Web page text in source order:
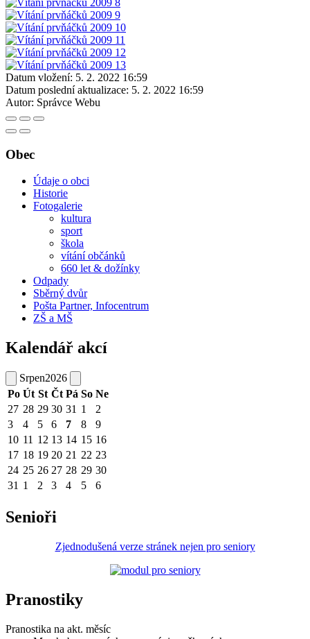
Datum vložení: 5. 2. 2022 16:59
Datum poslední aktualizace: 5. 2. 2022 16:59
Autor: Správce Webu
Obec
Údaje o obci
Historie
Fotogalerie
kultura
sport
škola
vítání občánků
660 let & dožínky
Odpady
Sběrný dvůr
Pošta Partner, Infocentrum
ZŠ a MŠ
Kalendář akcí
Srpen2026
Po Út St Čt Pá So Ne
27 28 29 30 31 1
2
3
4 5 6 7 8
9
10 11 12 13 14 15 16
17 18 19 20 21 22 23
24 25 26 27 28 29 30
31 1 2 3 4 5 6
Senioři
Zjednodušená verze stránek nejen pro seniory
Pranostiky
Pranostika na akt. měsíc